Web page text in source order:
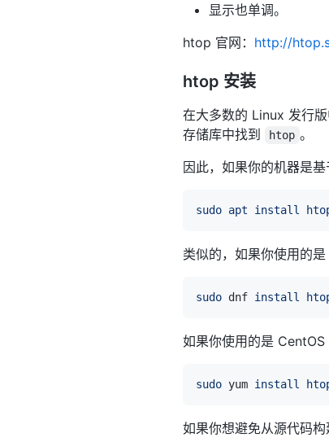
显示也单调。
htop 官网： http://
htop 安装
在大多数的 Linux 发行
存储库中找到
htop 。
因此，如果你的机器是
sudo apt install
类似的，如果你使用的
sudo dnf install
如果你使用的是 CentOS
sudo yum install
如果你想避免从源代码构